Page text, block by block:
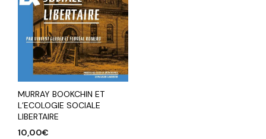
MURRAY BOOKCHIN ET
L’ECOLOGIE SOCIALE
LIBERTAIRE
10,00€